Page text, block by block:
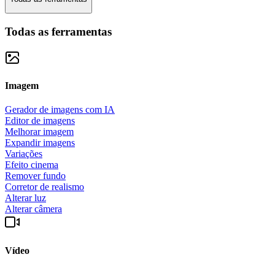
Todas as ferramentas
Imagem
Gerador de imagens com IA
Editor de imagens
Melhorar imagem
Expandir imagens
Variações
Efeito cinema
Remover fundo
Corretor de realismo
Alterar luz
Alterar câmera
Vídeo